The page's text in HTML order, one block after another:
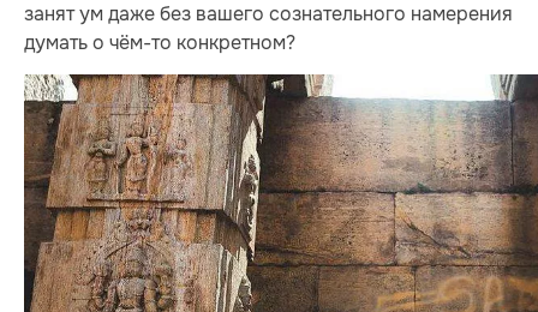
занят ум даже без вашего сознательного намерения
думать о чём-то конкретном?